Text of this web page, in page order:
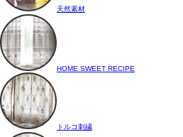
天然素材
HOME SWEET RECIPE
トルコ刺繍